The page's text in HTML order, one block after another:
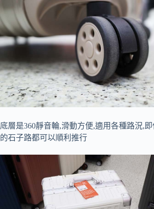
底層是360靜音輪,滑動方便,適用各種路況,
的石子路都可以順利推行